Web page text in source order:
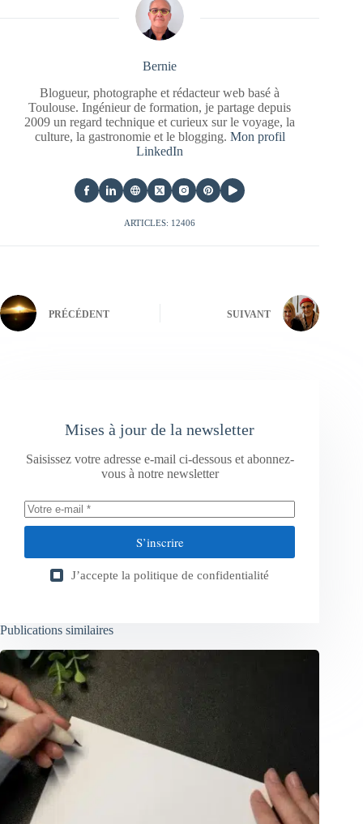
Bernie
Blogueur, photographe et rédacteur web basé à
Toulouse. Ingénieur de formation, je partage depuis
2009 un regard technique et curieux sur le voyage, la
culture, la gastronomie et le blogging. Mon profil
LinkedIn
ARTICLES: 12406
PRÉCÉDENT SUIVANT
Mises à jour de la newsletter
Saisissez votre adresse e-mail ci-dessous et abonnez-
vous à notre newsletter
S’inscrire
J’accepte la politique de confidentialité
Publications similaires